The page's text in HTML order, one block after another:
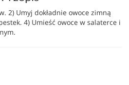
2) Umyj dokładnie owoce zimną
4) Umieść owoce w salaterce i